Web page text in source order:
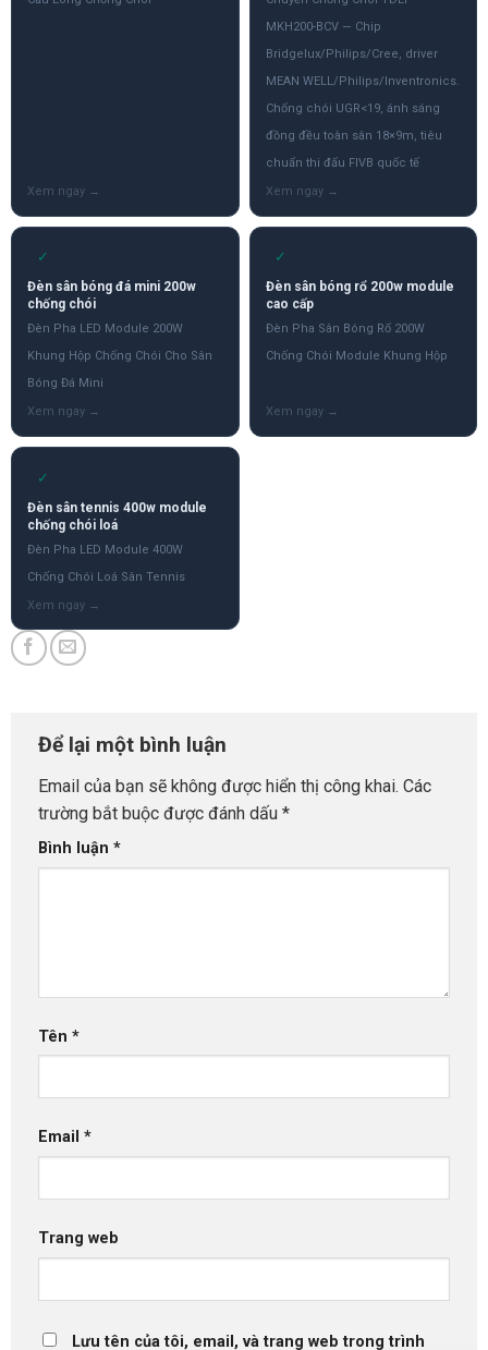
MKH200-BCV — Chip
Bridgelux/Philips/Cree, driver
MEAN WELL/Philips/Inventronics.
Chống chói UGR<19, ánh sáng
đồng đều toàn sân 18×9m, tiêu
chuẩn thi đấu FIVB quốc tế
✓
Đèn sân bóng đá mini 200w
chống chói
Đèn Pha LED Module 200W
Khung Hộp Chống Chói Cho Sân
Bóng Đá Mini
✓
Đèn sân bóng rổ 200w module
cao cấp
Đèn Pha Sân Bóng Rổ 200W
Chống Chói Module Khung Hộp
✓
Đèn sân tennis 400w module
chống chói loá
Đèn Pha LED Module 400W
Chống Chói Loá Sân Tennis
Để lại một bình luận
Email của bạn sẽ không được hiển thị công khai. Các
trường bắt buộc được đánh dấu *
Bình luận *
Tên *
Email *
Trang web
Lưu tên của tôi, email, và trang web trong trình